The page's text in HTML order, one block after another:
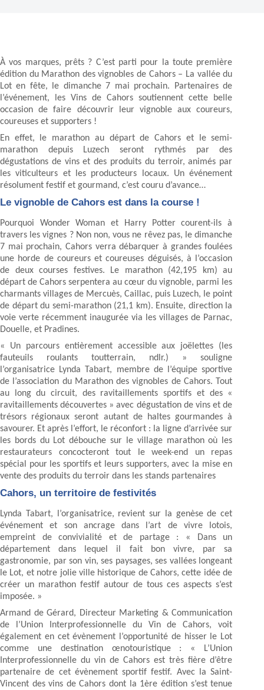
À vos marques, prêts ? C’est parti pour la toute première
édition du Marathon des vignobles de Cahors – La vallée du
Lot en fête, le dimanche 7 mai prochain. Partenaires de
l’événement, les Vins de Cahors soutiennent cette belle
occasion de faire découvrir leur vignoble aux coureurs,
coureuses et supporters !
En effet, le marathon au départ de Cahors et le semi-
marathon depuis Luzech seront rythmés par des
dégustations de vins et des produits du terroir, animés par
les viticulteurs et les producteurs locaux. Un événement
résolument festif et gourmand, c’est couru d’avance…
Le vignoble de Cahors est dans la course !
Pourquoi Wonder Woman et Harry Potter courent-ils à
travers les vignes ? Non non, vous ne rêvez pas, le dimanche
7 mai prochain, Cahors verra débarquer à grandes foulées
une horde de coureurs et coureuses déguisés, à l’occasion
de deux courses festives. Le marathon (42,195 km) au
départ de Cahors serpentera au cœur du vignoble, parmi les
charmants villages de Mercuès, Caillac, puis Luzech, le point
de départ du semi-marathon (21,1 km). Ensuite, direction la
voie verte récemment inaugurée via les villages de Parnac,
Douelle, et Pradines.
« Un parcours entièrement accessible aux joëlettes (les
fauteuils roulants toutterrain, ndlr.) » souligne
l’organisatrice Lynda Tabart, membre de l’équipe sportive
de l’association du Marathon des vignobles de Cahors. Tout
au long du circuit, des ravitaillements sportifs et des «
ravitaillements découvertes » avec dégustation de vins et de
trésors régionaux seront autant de haltes gourmandes à
savourer. Et après l’effort, le réconfort : la ligne d’arrivée sur
les bords du Lot débouche sur le village marathon où les
restaurateurs concocteront tout le week-end un repas
spécial pour les sportifs et leurs supporters, avec la mise en
vente des produits du terroir dans les stands partenaires
Cahors, un territoire de festivités
Lynda Tabart, l’organisatrice, revient sur la genèse de cet
événement et son ancrage dans l’art de vivre lotois,
empreint de convivialité et de partage : « Dans un
département dans lequel il fait bon vivre, par sa
gastronomie, par son vin, ses paysages, ses vallées longeant
le Lot, et notre jolie ville historique de Cahors, cette idée de
créer un marathon festif autour de tous ces aspects s’est
imposée. »
Armand de Gérard, Directeur Marketing & Communication
de l’Union Interprofessionnelle du Vin de Cahors, voit
également en cet évènement l’opportunité de hisser le Lot
comme une destination œnotouristique : « L’Union
Interprofessionnelle du vin de Cahors est très fière d’être
partenaire de cet évènement sportif festif. Avec la Saint-
Vincent des vins de Cahors dont la 1ère édition s’est tenue